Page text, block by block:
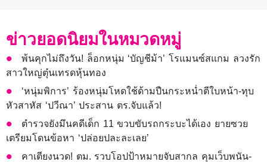
ข่าวยอดนิยมในหมวดหมู่
พ้นคุกไม่ถึงวัน! ล็อกหนุ่ม ‘บัญชีม้า’ โรแมนซ์สแกม ลวงรัก
สาวใหญ่ตุ๋นเทรดหุ้นทอง
‘หนุ่มพิการ’ ร้องหนุ่มโหดใช้ด้ามปืนกระหน่ำตีใบหน้า-ทุบ
หัวสาหัส ‘ปวีณา’ ประสาน ตร.จับแล้ว!
ตำรวจยังมึนคดีเด็ก 11 ขวบขับรถกระบะได้เอง ยายซวย
เตรียมโดนข้อหา ‘ปล่อยปละละเลย’
คาเตียงนวด! ตม. รวบโอปป้าหมายจับสากล คุมเว็บพนัน-